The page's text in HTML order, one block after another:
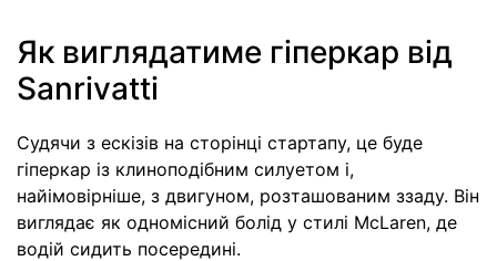
Як виглядатиме гіперкар від
Sanrivatti
Судячи з ескізів на сторінці стартапу, це буде
гіперкар із клиноподібним силуетом і,
найімовірніше, з двигуном, розташованим ззаду. Він
виглядає як одномісний болід у стилі McLaren, де
водій сидить посередині.